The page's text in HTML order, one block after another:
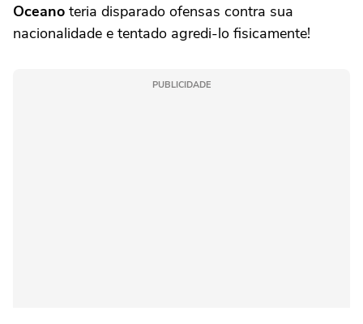
Oceano teria disparado ofensas contra sua
nacionalidade e tentado agredi-lo fisicamente!
PUBLICIDADE